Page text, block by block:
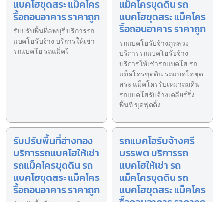
แบคโฮขุดสระ แม็คโคร
รื้อถอนอาคาร ราคาถูก
รับปรับพื้นที่ลพบุรี บริการรถ
แบคโฮรับจ้าง บริการให้เช่า
รถแบคโฮ รถแม็คโ
แม็คโครขุดดิน รถ
แบคโฮขุดสระ แม็คโคร
รื้อถอนอาคาร ราคาถูก
รถแบคโฮรับจ้างภูหลวง
บริการรถแบคโฮรับจ้าง
บริการให้เช่ารถแบคโฮ รถ
แม็คโครขุดดิน รถแบคโฮขุด
สระ แม็คโครรับเหมาถมดิน
รถแบคโฮรับจ้างเคลียร์ริ่ง
พื้นที่ ขุดฟุตติ้ง
รับปรับพื้นที่อ่างทอง
บริการรถแบคโฮให้เช่า
รถแม็คโครขุดดิน รถ
แบคโฮขุดสระ แม็คโคร
รื้อถอนอาคาร ราคาถูก
รถแบคโฮรับจ้างศรี
บรรพต บริการรถ
แบคโฮให้เช่า รถ
แม็คโครขุดดิน รถ
แบคโฮขุดสระ แม็คโคร